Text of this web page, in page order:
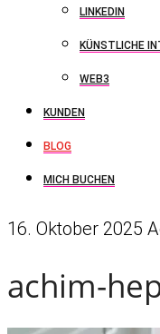
LINKEDIN
KÜNSTLICHE
WEB3
KUNDEN
BLOG
MICH BUCHEN
16. Oktober 2025
achim-